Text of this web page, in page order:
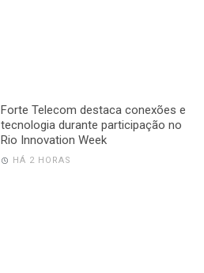
Forte Telecom destaca conexões e
tecnologia durante participação no
Rio Innovation Week
HÁ 2 HORAS